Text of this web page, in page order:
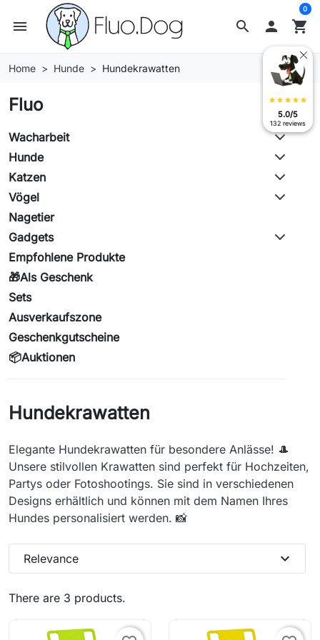
search
menu  shopping_cart
0
Home Hunde Hundekrawatten
Fluo
Wacharbeit
Hunde
Katzen
Vögel
Nagetier
Gadgets
Empfohlene Produkte
🎁Als Geschenk
Sets
Ausverkaufszone
Geschenkgutscheine
📦Auktionen
Hundekrawatten
Elegante Hundekrawatten für besondere Anlässe! 🎩
Unsere stilvollen Krawatten sind perfekt für Hochzeiten,
Partys oder Fotoshootings. Sie sind in verschiedenen
Designs erhältlich und können mit dem Namen Ihres
Hundes personalisiert werden. 📸
There are 3 products.
Relevance expand_more
star star star star star
5.0/5
132 reviews